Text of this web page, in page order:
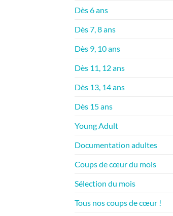
Dès 6 ans
Dès 7, 8 ans
Dès 9, 10 ans
Dès 11, 12 ans
Dès 13, 14 ans
Dès 15 ans
Young Adult
Documentation adultes
Coups de cœur du mois
Sélection du mois
Tous nos coups de cœur !